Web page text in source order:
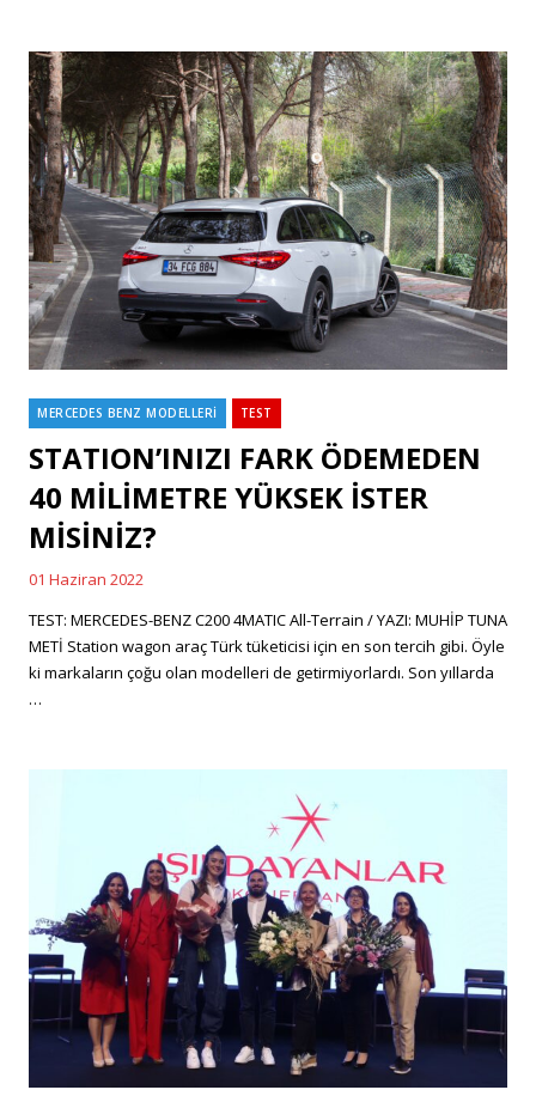
Categories
MERCEDES BENZ MODELLERİ TEST
STATION’INIZI FARK ÖDEMEDEN
40 MİLİMETRE YÜKSEK İSTER
MİSİNİZ?
Posted
on
01 Haziran 2022
TEST: MERCEDES-BENZ C200 4MATIC All-Terrain / YAZI: MUHİP TUNA
METİ Station wagon araç Türk tüketicisi için en son tercih gibi. Öyle
ki markaların çoğu olan modelleri de getirmiyorlardı. Son yıllarda
…